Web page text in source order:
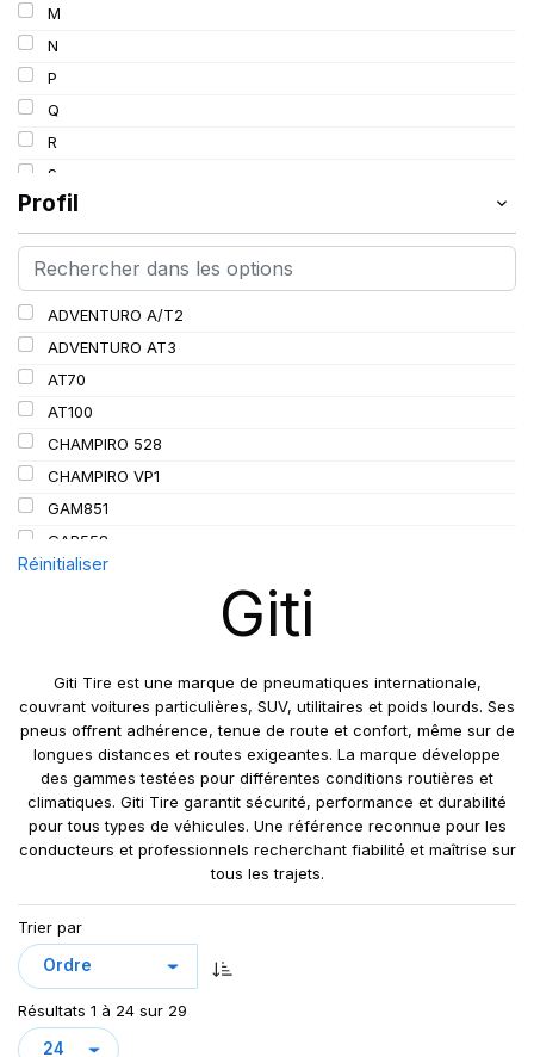
130/128
164
M
N
P
Q
R
S
T
V
Profil
ADVENTURO A/T2
ADVENTURO AT3
AT70
AT100
CHAMPIRO 528
CHAMPIRO VP1
GAM851
GAR558
GDM686+
MAXMILLER-X
MAXWAY
SUPER TRAVELLER 668
UTILITY 668
Réinitialiser
Giti
Giti Tire est une marque de pneumatiques internationale,
couvrant voitures particulières, SUV, utilitaires et poids lourds. Ses
pneus offrent adhérence, tenue de route et confort, même sur de
longues distances et routes exigeantes. La marque développe
des gammes testées pour différentes conditions routières et
climatiques. Giti Tire garantit sécurité, performance et durabilité
pour tous types de véhicules. Une référence reconnue pour les
conducteurs et professionnels recherchant fiabilité et maîtrise sur
tous les trajets.
Trier par
Résultats 1 à 24 sur 29